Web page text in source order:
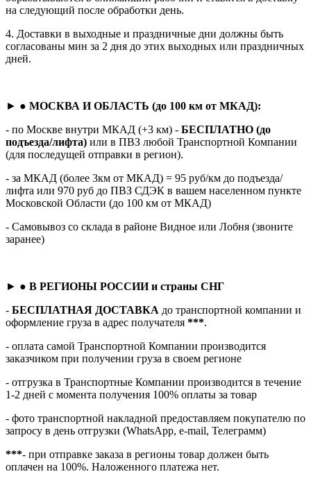
на следующий после обработки день.
4. Доставки в выходные и праздничные дни должны быть
согласованы мин за 2 дня до этих выходных или праздничных
дней.
► ● МОСКВА И ОБЛАСТЬ (до 100 км от МКАД):
- по Москве внутри МКАД (+3 км) - БЕСПЛАТНО (до
подъезда/лифта) или в ПВЗ любой Транспортной Компании
(для последущей отправки в регион).
- за МКАД (более 3км от МКАД) = 95 руб/км до подъезда/
лифта или 970 руб до ПВЗ СДЭК в вашем населенном пункте
Московской Области (до 100 км от МКАД)
- Самовывоз со склада в районе Видное или Лобня (звоните
заранее)
► ● В РЕГИОНЫ РОССИИ и страны СНГ
- БЕСПЛАТНАЯ ДОСТАВКА до транспортной компании и
оформление груза в адрес получателя ***.
- оплата самой Транспортной Компании производится
заказчиком при получении груза в своем регионе
- отгрузка в Транспортные Компании производится в течение
1-2 дней с момента получения 100% оплаты за товар
- фото транспортной накладной предоставляем покупателю по
запросу в день отгрузки (WhatsApp, e-mail, Телеграмм)
***- при отправке заказа в регионы товар должен быть
оплачен на 100%. Наложенного платежа нет.